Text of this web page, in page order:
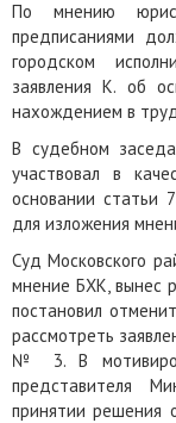
По мнению
предписаниями
городском
заявления К. об
нахождением в
В судебном
участвовал в
основании статьи
для изложения
Суд Московского
мнение БХК, вынес
постановил
рассмотреть
№ 3. В
представителя
принятии решения